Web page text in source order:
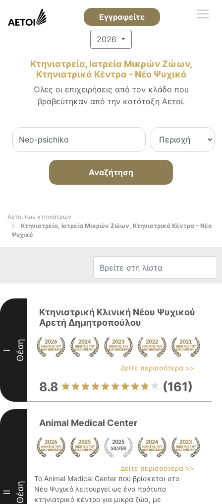
Εγγραφείτε
2026
Κτηνιατρεία, Ιατρεία Μικρών Ζώων,
Κτηνιατρικά Κέντρα - Νέο Ψυχικό
Όλες οι επιχειρήσεις από τον κλάδο που
βραβεύτηκαν από την κατάταξη Αετοί.
Αναζήτηση
Αετοί των κτηνιάτρων
Κτηνιατρεία, Ιατρεία Μικρών Ζώων, Κτηνιατρικά Κέντρα - Νέο
Ψυχικό
I Θέση
Κτηνιατρική Κλινική Νέου Ψυχικού
Αρετή Δημητροπούλου
Δείτε περισσότερα >>
8.8 (161)
II Θέση
Animal Medical Center
Δείτε περισσότερα >>
Το Animal Medical Center που βρίσκεται στο
Νέο Ψυχικό λειτουργεί ως ένα πρότυπο
κτηνιατρικό κέντρο για μικρά ζώα, με